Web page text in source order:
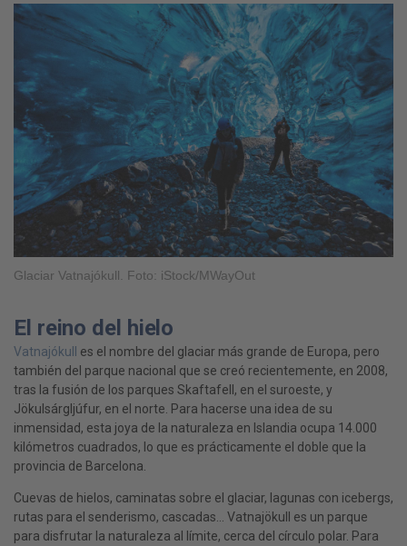
Glaciar Vatnajókull. Foto: iStock/MWayOut
El reino del hielo
Vatnajókull
es el nombre del glaciar más grande de Europa, pero
también del parque nacional que se creó recientemente, en 2008,
tras la fusión de los parques Skaftafell, en el suroeste, y
Jökulsárgljúfur, en el norte. Para hacerse una idea de su
inmensidad, esta joya de la naturaleza en Islandia ocupa 14.000
kilómetros cuadrados, lo que es prácticamente el doble que la
provincia de Barcelona.
Cuevas de hielos, caminatas sobre el glaciar, lagunas con icebergs,
rutas para el senderismo, cascadas… Vatnajökull es un parque
para disfrutar la naturaleza al límite, cerca del círculo polar. Para